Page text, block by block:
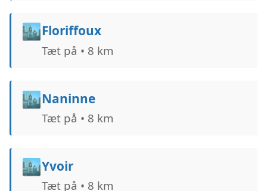
🏙️Floriffoux
Tæt på • 8 km
🏙️Naninne
Tæt på • 8 km
🏙️Yvoir
Tæt på • 8 km